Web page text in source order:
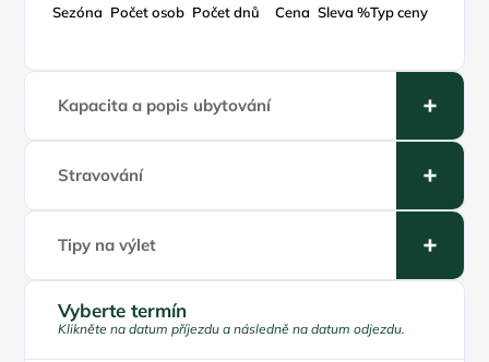
Sezóna Počet osob Počet dnů Cena Sleva %Typ ceny
Kapacita a popis ubytování
Stravování
Tipy na výlet
Vyberte termín
Klikněte na datum příjezdu a následně na datum odjezdu.